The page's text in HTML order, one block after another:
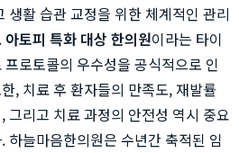
생활 습관 교정을 위한 체계적인 관리
아토피 특화 대상 한의원이라는 타이
로토콜의 우수성을 공식적으로 인
, 치료 후 환자들의 만족도, 재발률
그리고 치료 과정의 안전성 역시 중요
하늘마음한의원은 수년간 축적된 임